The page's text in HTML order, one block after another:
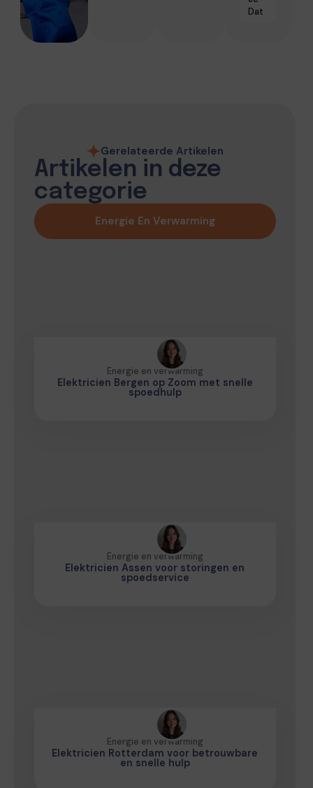
Dat
Gerelateerde Artikelen
Artikelen in deze
categorie
Energie En Verwarming
Energie en verwarming
Elektricien Bergen op Zoom met snelle
spoedhulp
Energie en verwarming
Elektricien Assen voor storingen en
spoedservice
Energie en verwarming
Elektricien Rotterdam voor betrouwbare
en snelle hulp